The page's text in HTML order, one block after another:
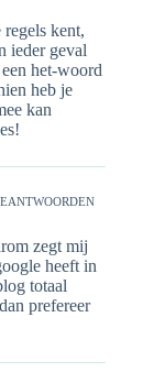
kent,
ieder geval
het-woord
heb je
kan
zegt mij
heeft in
totaal
prefereer